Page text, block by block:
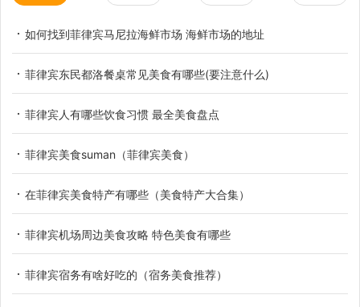
如何找到菲律宾马尼拉海鲜市场 海鲜市场的地址
菲律宾东民都洛餐桌常见美食有哪些(要注意什么)
菲律宾人有哪些饮食习惯 最全美食盘点
菲律宾美食suman（菲律宾美食）
在菲律宾美食特产有哪些（美食特产大合集）
菲律宾机场周边美食攻略 特色美食有哪些
菲律宾宿务有啥好吃的（宿务美食推荐）